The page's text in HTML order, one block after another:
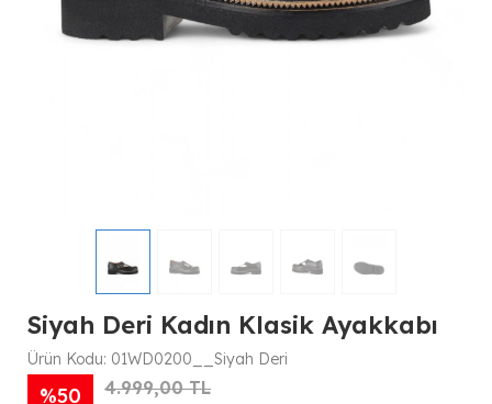
Siyah Deri Kadın Klasik Ayakkabı
Ürün Kodu: 01WD0200__Siyah Deri
%50 4.999,00 TL